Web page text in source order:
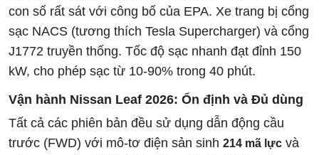
con số rất sát với công bố của EPA. Xe trang bị cổng
sạc NACS (tương thích Tesla Supercharger) và cổng
J1772 truyền thống. Tốc độ sạc nhanh đạt đỉnh 150
kW, cho phép sạc từ 10-90% trong 40 phút.
Vận hành Nissan Leaf 2026: Ổn định và Đủ dùng
Tất cả các phiên bản đều sử dụng dẫn động cầu
trước (FWD) với mô-tơ điện sản sinh 214 mã lực và